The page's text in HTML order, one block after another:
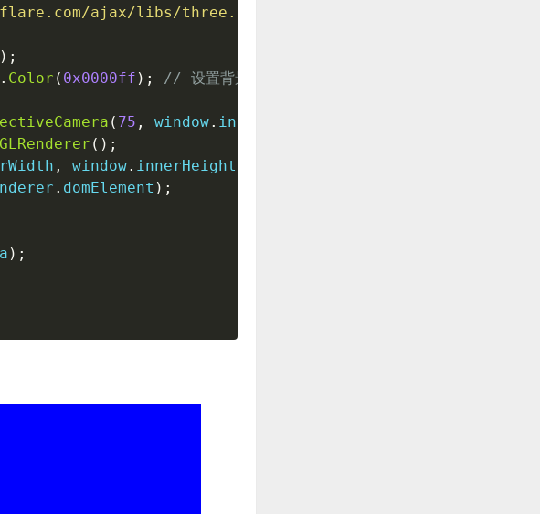
ajax/libs/three.js/r128/three.min.js
. Color ( 0x0000ff ); // 设置背景颜色为蓝色
( 75 , window. innerWidth
();
, window. innerHeight
. domElement );
);